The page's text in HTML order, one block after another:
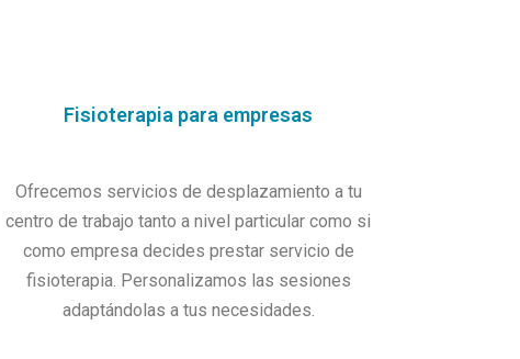
Fisioterapia para empresas
Ofrecemos servicios de desplazamiento a tu
centro de trabajo tanto a nivel particular como si
como empresa decides prestar servicio de
fisioterapia. Personalizamos las sesiones
adaptándolas a tus necesidades.